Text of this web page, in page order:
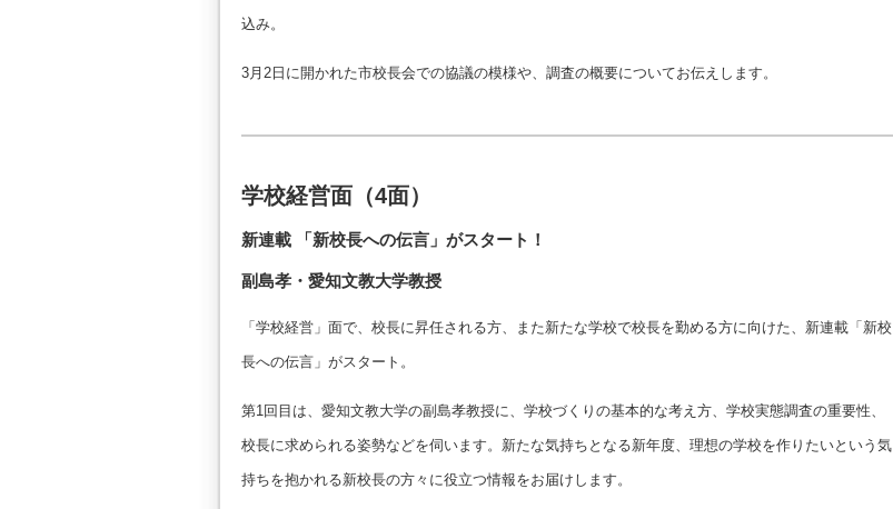
込み。
3月2日に開かれた市校長会での協議の模様や、調査の概要についてお伝えします。
学校経営面（4面）
新連載 「新校長への伝言」がスタート！
副島孝・愛知文教大学教授
「学校経営」面で、校長に昇任される方、また新たな学校で校長を勤める方に向けた、新連載「新校
長への伝言」がスタート。
第1回目は、愛知文教大学の副島孝教授に、学校づくりの基本的な考え方、学校実態調査の重要性、
校長に求められる姿勢などを伺います。新たな気持ちとなる新年度、理想の学校を作りたいという気
持ちを抱かれる新校長の方々に役立つ情報をお届けします。